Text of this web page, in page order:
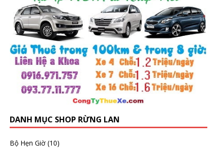
DANH MỤC SHOP RỪNG LAN
Bộ Hẹn Giờ (10)